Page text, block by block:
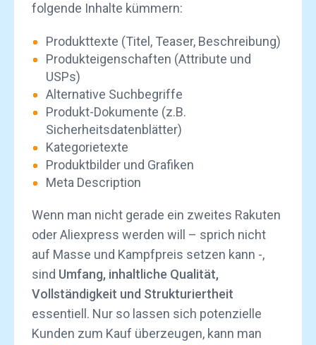
folgende Inhalte kümmern:
Produkttexte (Titel, Teaser, Beschreibung)
Produkteigenschaften (Attribute und
USPs)
Alternative Suchbegriffe
Produkt-Dokumente (z.B.
Sicherheitsdatenblätter)
Kategorietexte
Produktbilder und Grafiken
Meta Description
Wenn man nicht gerade ein zweites Rakuten
oder Aliexpress werden will – sprich nicht
auf Masse und Kampfpreis setzen kann -,
sind Umfang, inhaltliche Qualität,
Vollständigkeit und Strukturiertheit
essentiell. Nur so lassen sich potenzielle
Kunden zum Kauf überzeugen, kann man